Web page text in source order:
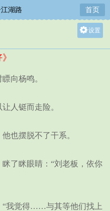
湖路 首页
设置
向杨鸣。
人铤而走险。
也摆脱不了干系。
了眯眼睛：“刘老板，依你
我觉得……与其等他们找上